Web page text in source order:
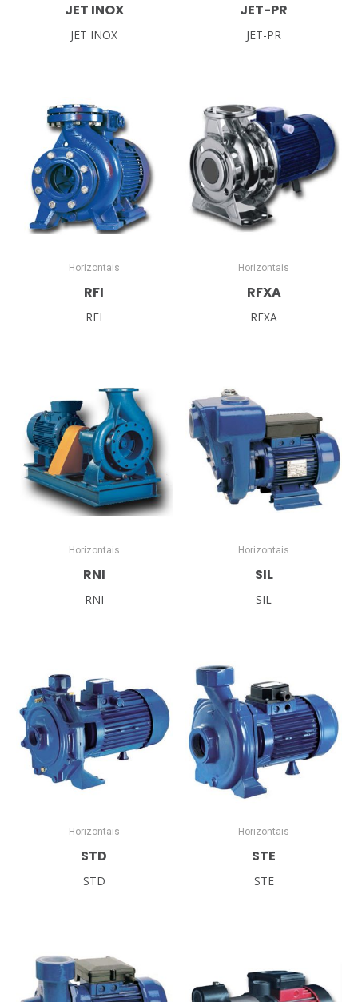
JET INOX
JET INOX
JET-PR
JET-PR
Horizontais
RFI
RFI
Horizontais
RFXA
RFXA
Horizontais
RNI
RNI
Horizontais
SIL
SIL
Horizontais
STD
STD
Horizontais
STE
STE